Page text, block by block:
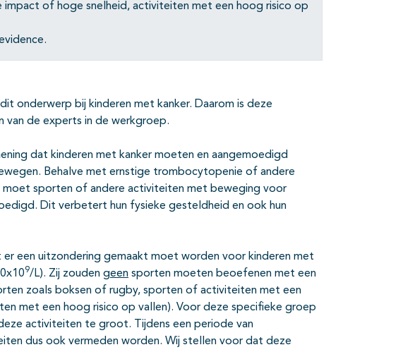
of hoge snelheid, activiteiten met een hoog risico op
onderwerp bij kinderen met kanker. Daarom is deze
van de experts in de werkgroep.
dat kinderen met kanker moeten en aangemoedigd
Behalve met ernstige trombocytopenie of andere
moet sporten of andere activiteiten met beweging voor
Dit verbetert hun fysieke gesteldheid en ook hun
er een uitzondering gemaakt moet worden voor kinderen met
9/L). Zij zouden geen sporten moeten beoefenen met een
zoals boksen of rugby, sporten of activiteiten met een
met een hoog risico op vallen). Voor deze specifieke groep
activiteiten te groot. Tijdens een periode van
dus ook vermeden worden. Wij stellen voor dat deze